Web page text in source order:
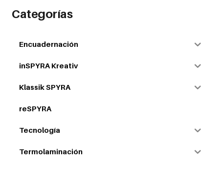
Categorías
Encuadernación
inSPYRA Kreativ
Klassik SPYRA
reSPYRA
Tecnología
Termolaminación